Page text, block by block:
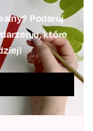
Podaruj
które